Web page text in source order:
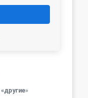
«другие»